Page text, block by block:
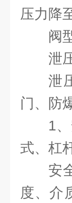
压力降
阀
泄
泄
门、防
1
式、杠
安
度、介